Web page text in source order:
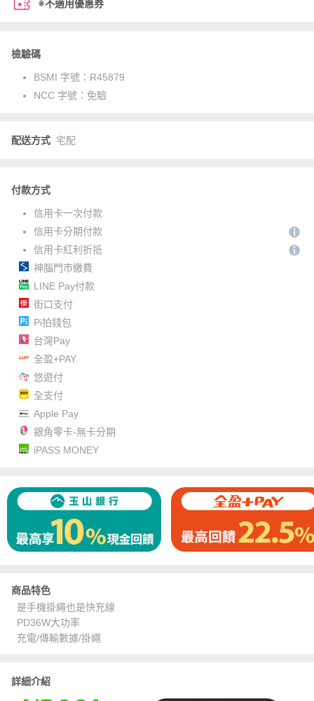
※不適用優惠券
檢驗碼
BSMI 字號： R45879
NCC 字號： 免驗
配送方式 宅配
付款方式
信用卡一次付款
信用卡分期付款
信用卡紅利折抵
神腦門市繳費
LINE Pay付款
街口支付
Pi拍錢包
台灣Pay
全盈+PAY
悠遊付
全支付
Apple Pay
銀角零卡-無卡分期
iPASS MONEY
商品特色
是手機掛繩也是快充線
PD36W大功率
充電/傳輸數據/掛繩
詳細介紹